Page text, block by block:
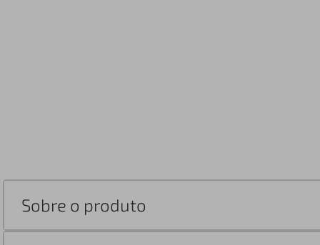
Sobre o produto